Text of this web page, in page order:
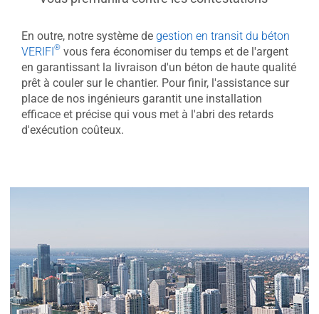
En outre, notre système de gestion en transit du béton
VERIFI® vous fera économiser du temps et de l'argent
en garantissant la livraison d'un béton de haute qualité
prêt à couler sur le chantier. Pour finir, l'assistance sur
place de nos ingénieurs garantit une installation
efficace et précise qui vous met à l'abri des retards
d'exécution coûteux.